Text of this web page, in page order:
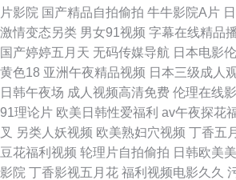
片影院 国产精品自拍偷拍 牛牛影院A片
激情变态另类 男女91视频 字幕在线精品
国产婷婷五月天 无码传媒导航 日本电影
黄色18 亚洲午夜精品视频 日本三级成人
日韩午夜场 成人视频高清免费 伦理在线
91理论片 欧美日韩性爱福利 av午夜探花
叉 另类人妖视频 欧美熟妇穴视频 丁香五
豆花福利视频 轮理片自拍偷拍 日韩欧美
影院 丁香影视五月花 福利视频电影久久